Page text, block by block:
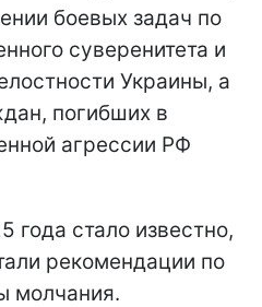
боевых задач по
суверенитета и
Украины, а
погибших в
агрессии РФ
года стало известно,
рекомендации по
молчания.